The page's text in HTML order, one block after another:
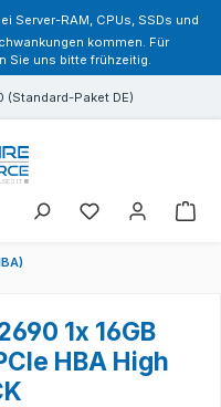
Server-RAM, CPUs, SSDs und
kommen. Für
Sie uns bitte frühzeitig.
Paket DE)
Sie haben 0
1x 16GB
HBA High